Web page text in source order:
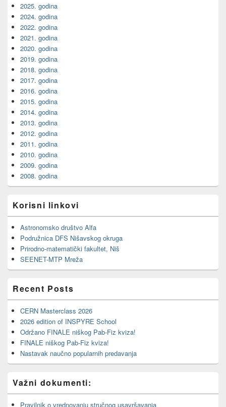
2025. godina
2024. godina
2022. godina
2021. godina
2020. godina
2019. godina
2018. godina
2017. godina
2016. godina
2015. godina
2014. godina
2013. godina
2012. godina
2011. godina
2010. godina
2009. godina
2008. godina
Korisni linkovi
Astronomsko društvo Alfa
Podružnica DFS Nišavskog okruga
Prirodno-matematički fakultet, Niš
SEENET-MTP Mreža
Recent Posts
CERN Masterclass 2026
2026 edition of INSPYRE School
Održano FINALE niškog Pab-Fiz kviza!
FINALE niškog Pab-Fiz kviza!
Nastavak naučno popularnih predavanja
Važni dokumenti:
Pravilnik o vrednovanju stručnog usavršavanja